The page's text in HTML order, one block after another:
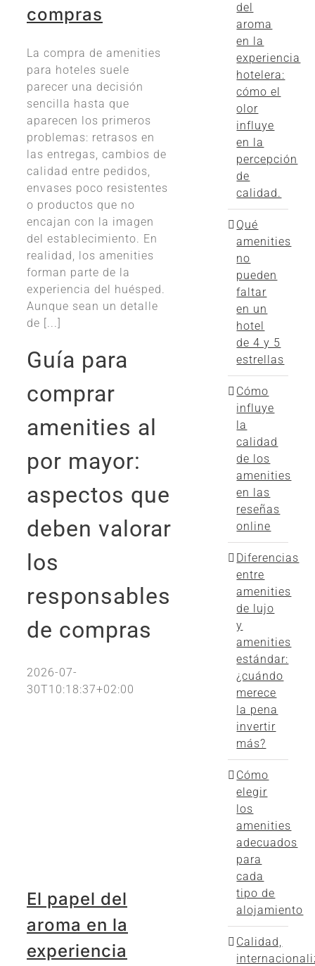
compras
La compra de amenities
para hoteles suele
parecer una decisión
sencilla hasta que
aparecen los primeros
problemas: retrasos en
las entregas, cambios de
calidad entre pedidos,
envases poco resistentes
o productos que no
encajan con la imagen
del establecimiento. En
realidad, los amenities
forman parte de la
experiencia del huésped.
Aunque sean un detalle
de [...]
Guía para
comprar
amenities al
por mayor:
aspectos que
deben valorar
los
responsables
de compras
2026-07-
30T10:18:37+02:00
El papel del
aroma en la
experiencia
del
aroma
en la
experiencia
hotelera:
cómo el
olor
influye
en la
percepción
de
calidad.
Qué
amenities
no
pueden
faltar
en un
hotel
de 4 y 5
estrellas
Cómo
influye
la
calidad
de los
amenities
en las
reseñas
online
Diferencias
entre
amenities
de lujo
y
amenities
estándar:
¿cuándo
merece
la pena
invertir
más?
Cómo
elegir
los
amenities
adecuados
para
cada
tipo de
alojamiento
Calidad,